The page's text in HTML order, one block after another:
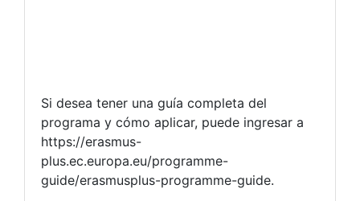
Si desea tener una guía completa del
programa y cómo aplicar, puede ingresar a
https://erasmus-
plus.ec.europa.eu/programme-
guide/erasmusplus-programme-guide.